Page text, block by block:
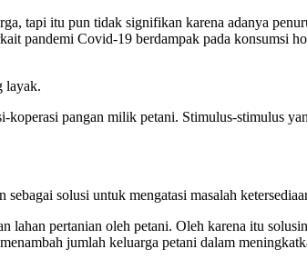
tapi itu pun tidak signifikan karena adanya
pandemi Covid-19 berdampak pada konsumsi
layak.
pangan milik petani. Stimulus-stimulus
solusi untuk mengatasi masalah
pertanian oleh petani. Oleh karena itu
jumlah keluarga petani dalam